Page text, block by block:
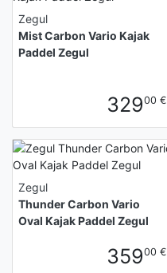
Zegul
Mist Carbon Vario Kajak
Paddel Zegul
32900 €
Zegul
Thunder Carbon Vario
Oval Kajak Paddel Zegul
35900 €